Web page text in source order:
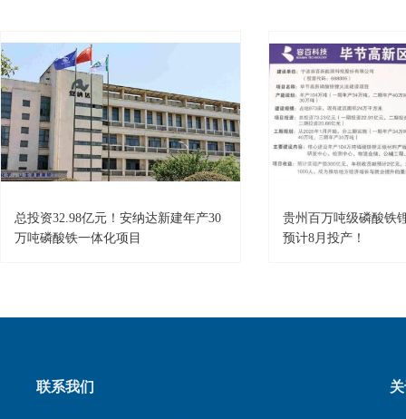
总投资32.98亿元！安纳达新建年产30
万吨磷酸铁一体化项目
贵州百万吨级磷酸铁
预计8月投产！
联系我们